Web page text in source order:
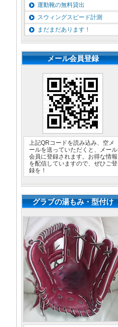
運動靴の無料貸出
スウィングスピード計測
まだまだあります！
メール会員登録
上記QRコードを読み込み、空メ
ールを送っていただくと、メール
会員に登録されます。お得な情報
を配信していますので、ぜひご登
録を！
グラブの湯もみ・型付け